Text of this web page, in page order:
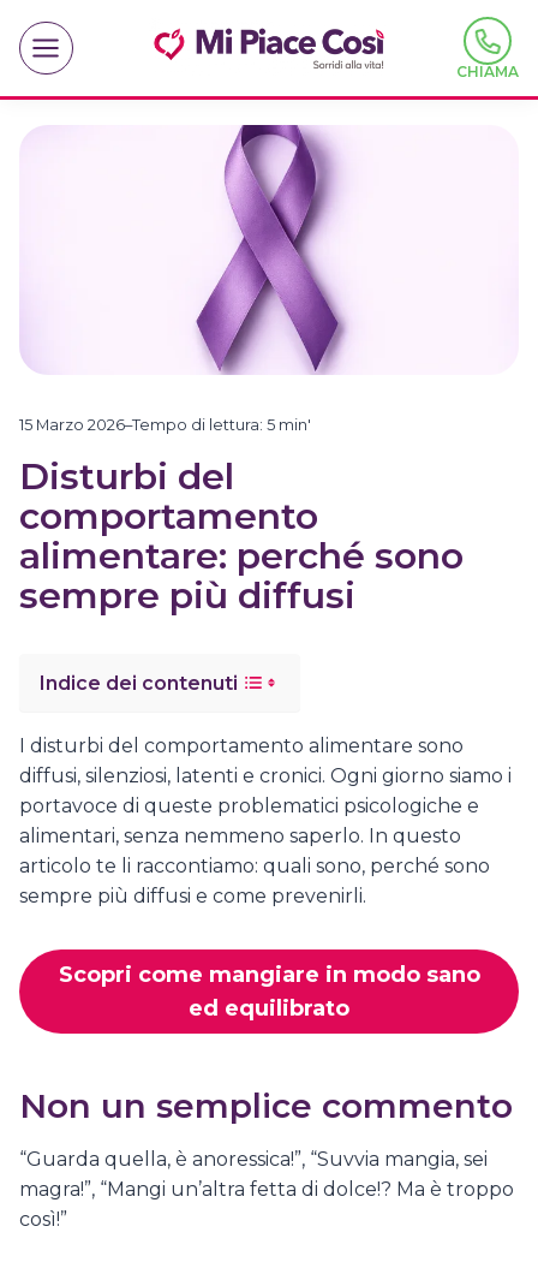
contenuto
CHIAMA
15 Marzo 2026–Tempo di lettura: 5 min'
Disturbi del
comportamento
alimentare: perché sono
sempre più diffusi
Indice dei contenuti
I disturbi del comportamento alimentare sono
diffusi, silenziosi, latenti e cronici. Ogni giorno siamo i
portavoce di queste problematici psicologiche e
alimentari, senza nemmeno saperlo. In questo
articolo te li raccontiamo: quali sono, perché sono
sempre più diffusi e come prevenirli.
Scopri come mangiare in modo sano
ed equilibrato
Non un semplice commento
“Guarda quella, è anoressica!”, “Suvvia mangia, sei
magra!”, “Mangi un’altra fetta di dolce!? Ma è troppo
così!”